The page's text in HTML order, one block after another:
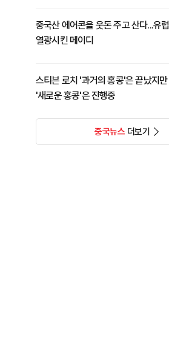
중국산 에어콘을 웃돈 주고 산다...유럽
열광시킨 메이디
스티븐 로치 '과거의 홍콩'은 끝났지만
'새로운 홍콩'은 진행중
중국뉴스더보기